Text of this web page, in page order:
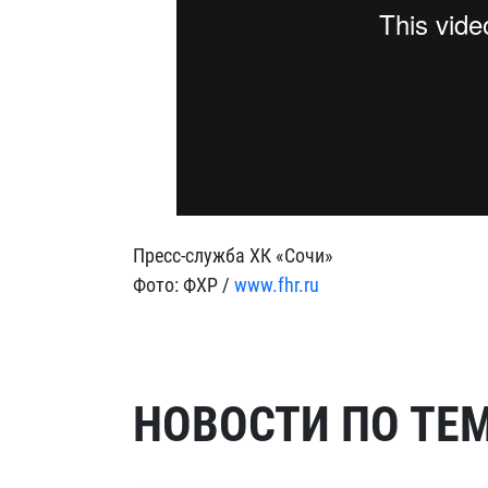
Пресс-служба ХК «Сочи»
Фото: ФХР / www.fhr.ru
НОВОСТИ ПО